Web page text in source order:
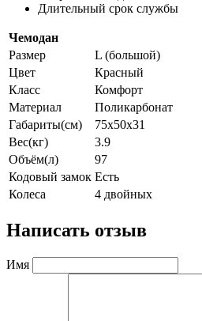
Длительный срок службы
Чемодан
Размер
L (большой)
Цвет
Красный
Класс
Комфорт
Материал
Поликарбонат
Габариты(см)
75x50x31
Вес(кг)
3.9
Объём(л)
97
Кодовый замок Есть
Колеса
4 двойных
Написать отзыв
Имя